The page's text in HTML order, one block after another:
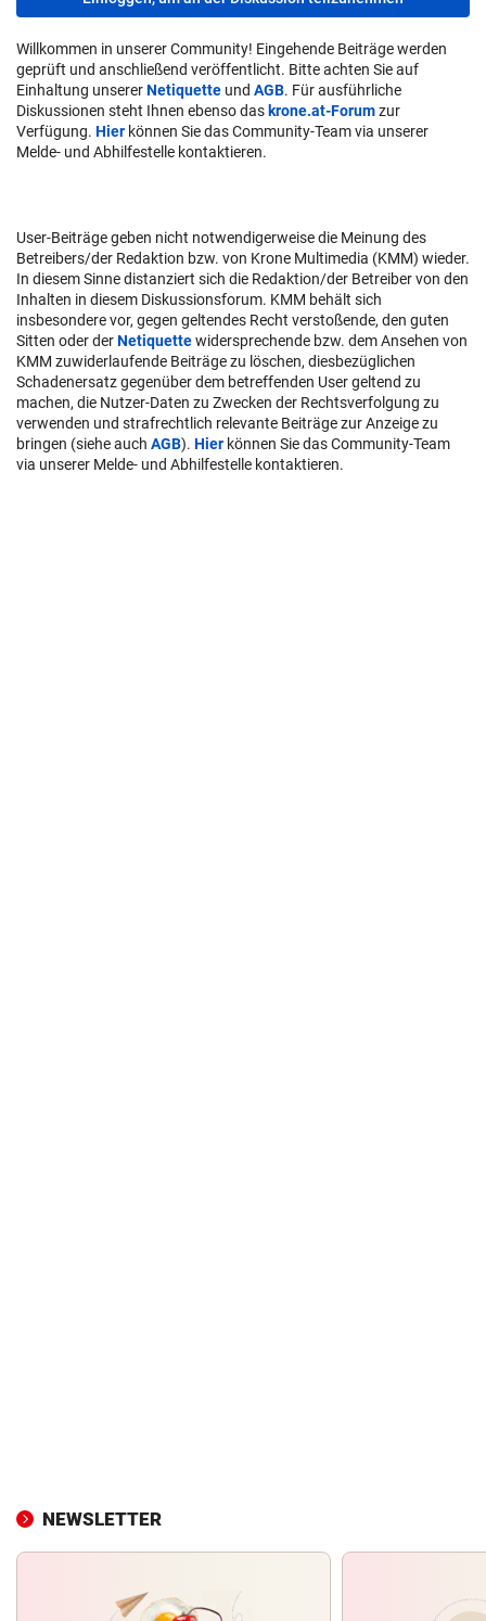
Willkommen in unserer Community! Eingehende Beiträge werden
geprüft und anschließend veröffentlicht. Bitte achten Sie auf
Einhaltung unsererNetiquette und AGB. Für ausführliche
Diskussionen steht Ihnen ebenso das krone.at-Forumzur
Verfügung. Hier können Sie das Community-Team via unserer
Melde- und Abhilfestelle kontaktieren.
User-Beiträge geben nicht notwendigerweise die Meinung des
Betreibers/der Redaktion bzw. von Krone Multimedia (KMM) wieder.
In diesem Sinne distanziert sich die Redaktion/der Betreiber von den
Inhalten in diesem Diskussionsforum. KMM behält sich
NEWSLETTER